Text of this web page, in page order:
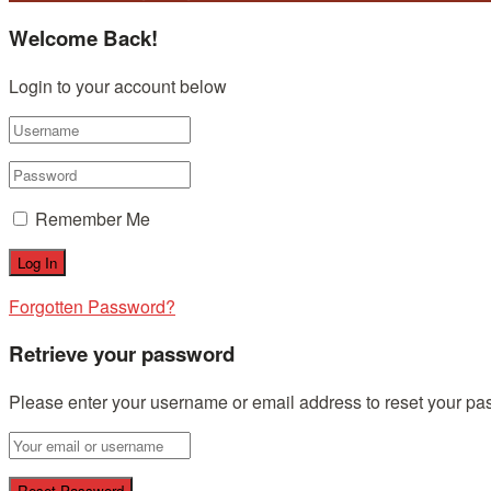
Welcome Back!
Login to your account below
Remember Me
Forgotten Password?
Retrieve your password
Please enter your username or email address to reset your